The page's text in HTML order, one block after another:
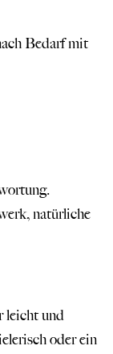
Bedarf mit
natürliche
leicht und
oder ein